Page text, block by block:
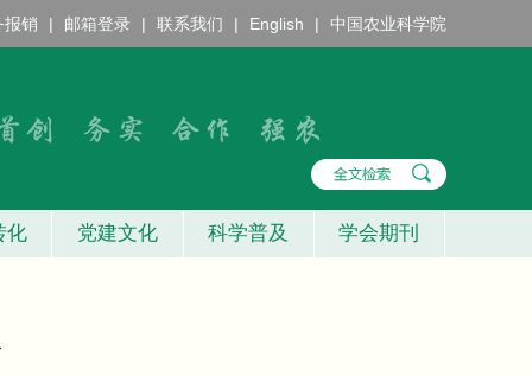
报销 | 邮箱登录 | 联系我们 | English | 中国农业科学院
化 党建文化 科学普及 学会期刊